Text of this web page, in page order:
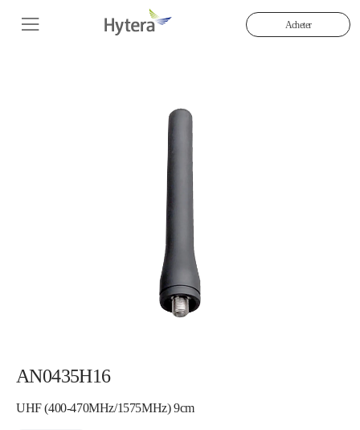
Acheter
AN0435H16
UHF (400-470MHz/1575MHz) 9cm